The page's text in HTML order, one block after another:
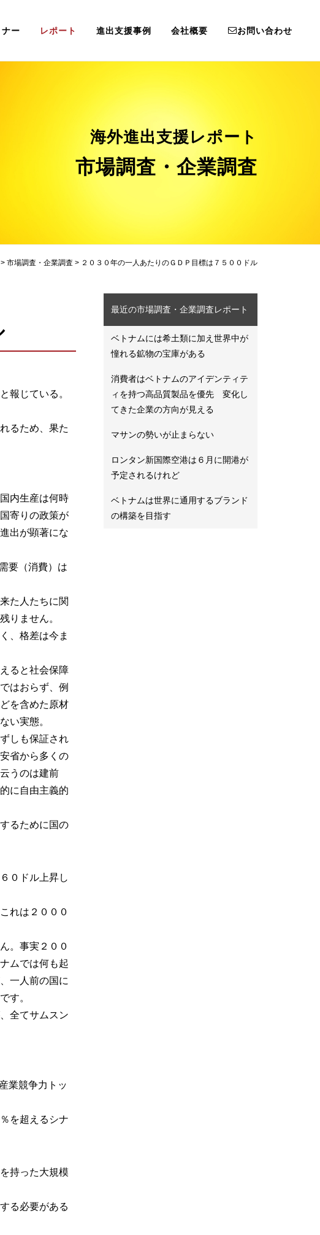
ー レポート 進出支援事例 会社概要 お問い合わせ
海外進出支援レポート
市場調査・企業調査
> 市場調査・企業調査 > ２０３０年の一人あたりのＧＤＰ目標は７５００ドル
報じている。
るため、果た
内生産は何時
寄りの政策が
出が顕著にな
要（消費）は
た人たちに関
りません。
、格差は今ま
ると社会保障
はおらず、例
を含めた原材
い実態。
しも保証され
省から多くの
うのは建前
に自由主義的
るために国の
０ドル上昇し
れは２０００
。事実２００
ムでは何も起
一人前の国に
す。
全てサムスン
業競争力トッ
を超えるシナ
持った大規模
る必要がある
最近の市場調査・企業調査レポート
ベトナムには希土類に加え世界中が
憧れる鉱物の宝庫がある
消費者はベトナムのアイデンティテ
ィを持つ高品質製品を優先 変化し
てきた企業の方向が見える
マサンの勢いが止まらない
ロンタン新国際空港は６月に開港が
予定されるけれど
ベトナムは世界に通用するブランド
の構築を目指す